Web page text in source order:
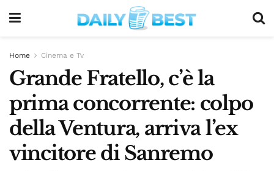
Home Cinema e Tv
Grande Fratello, c’è la
prima concorrente: colpo
della Ventura, arriva l’ex
vincitore di Sanremo